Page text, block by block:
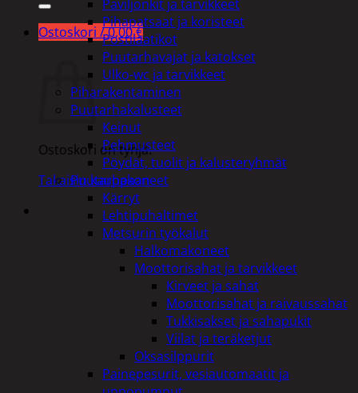
Ostoskori /0,00€
Ostoskori on tyhjä.
Takaisin kauppaan
Paviljonkit ja tarvikkeet
Pihapatsaat ja koristeet
Postilaatikot
Puutarhavajat ja katokset
Ulko-wc ja tarvikkeet
Piharakentaminen
Puutarhakalusteet
Keinut
Pehmusteet
Pöydät, tuolit ja kalusteryhmät
Puutarhakoneet
Kärryt
Lehtipuhaltimet
Metsurin työkalut
Halkomakoneet
Moottorisahat ja tarvikkeet
Kirveet ja sahat
Moottorisahat ja raivaussahat
Tukkisakset ja sahapukit
Viilat ja teräketjut
Oksasilppurit
Painepesurit, vesiautomaatit ja